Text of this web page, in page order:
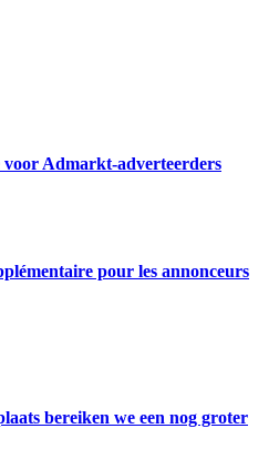
voor Admarkt-adverteerders
pour les annonceurs
bereiken we een nog groter